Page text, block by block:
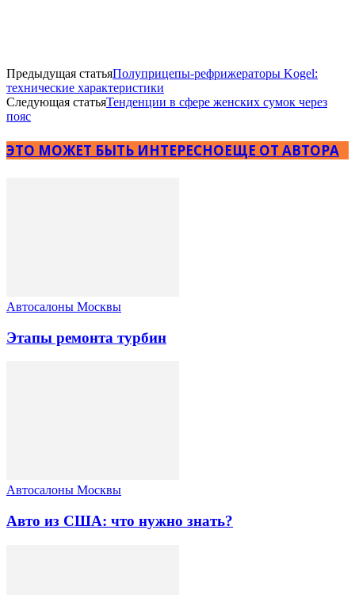
Предыдущая статьяПолуприцепы-рефрижераторы Kogel:
технические характеристики
Следующая статьяТенденции в сфере женских сумок через
пояс
ЭТО МОЖЕТ БЫТЬ ИНТЕРЕСНОЕЩЕ ОТ АВТОРА
Автосалоны Москвы
Этапы ремонта турбин
Автосалоны Москвы
Авто из США: что нужно знать?